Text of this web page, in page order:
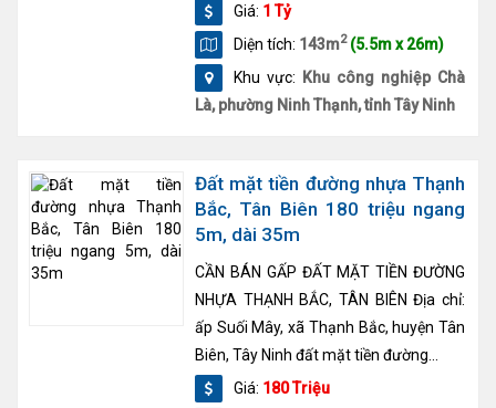
Giá: 1 Tỷ
Diện tích: 143m2 (5.5m x 26m)
Khu vực:
Khu công nghiệp Chà
Là, phường Ninh Thạnh, tỉnh Tây Ninh
Đất mặt tiền đường nhựa Thạnh
Bắc, Tân Biên 180 triệu ngang
5m, dài 35m
CẦN BÁN GẤP ĐẤT MẶT TIỀN ĐƯỜNG
NHỰA THẠNH BẮC, TÂN BIÊN Địa chỉ:
ấp Suối Mây, xã Thạnh Bắc, huyện Tân
Biên, Tây Ninh đất mặt tiền đường...
Giá: 180 Triệu